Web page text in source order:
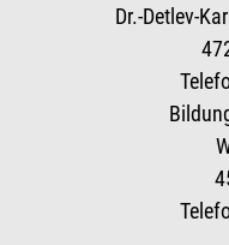
Dr.-Detlev-